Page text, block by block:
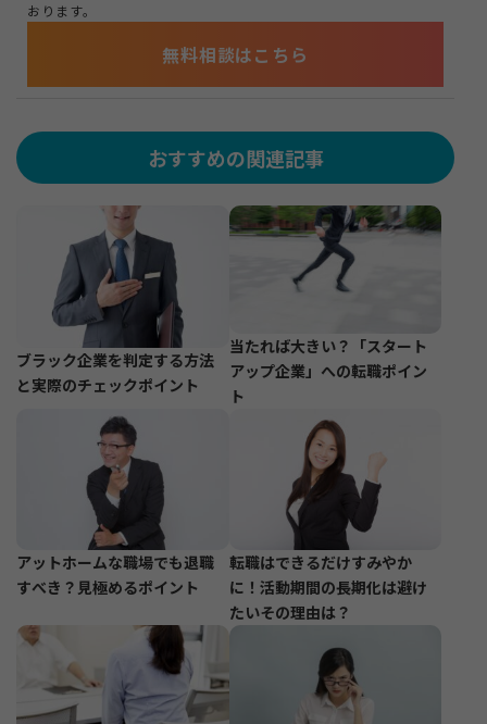
おります。
無料相談はこちら
おすすめの関連記事
ブラック企業を判定する方法
と実際のチェックポイント
当たれば大きい？「スタート
アップ企業」への転職ポイン
ト
アットホームな職場でも退職
すべき？見極めるポイント
転職はできるだけすみやか
に！活動期間の長期化は避け
たいその理由は？